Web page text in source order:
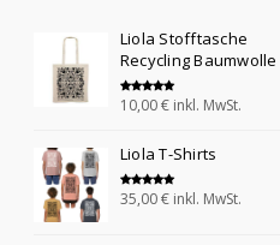
Liola Stofftasche
Recycling Baumwolle
Bewertet mit
5.00
10,00€ inkl. MwSt.
Liola T-Shirts
Bewertet mit
5.00
35,00€ inkl. MwSt.